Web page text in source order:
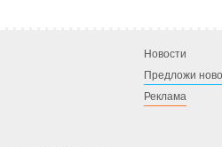
Новости
Предложи
Реклама